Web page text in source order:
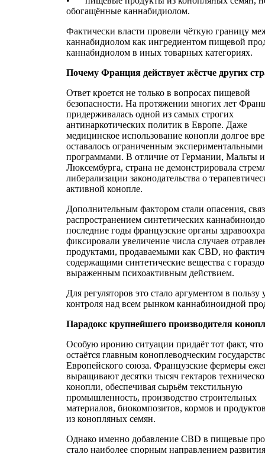
обогащённые каннабидиолом.
Фактически власти провели чёткую границу
каннабидиолом как ингредиентом пищевой
каннабидиолом в иных товарных категориях.
Почему Франция действует жёстче других
Ответ кроется не только в вопросах пищевой
безопасности. На протяжении многих лет
придерживалась одной из самых строгих
антинаркотических политик в Европе. Даже
медицинское использование конопли долгое
оставалось ограниченным экспериментальными
программами. В отличие от Германии, Мальты
Люксембурга, страна не демонстрировала
либерализации законодательства о
активной конопле.
Дополнительным фактором стали опасения,
распространением синтетических
последние годы французские органы
фиксировали увеличение числа случаев
продуктами, продаваемыми как CBD, но
содержащими синтетические вещества с
выраженным психоактивным действием.
Для регуляторов это стало аргументом в пользу
контроля над всем рынком каннабиноидной
Парадокс крупнейшего производителя
Особую иронию ситуации придаёт тот факт,
остаётся главным коноплеводческим
Европейского союза. Французские фермеры
выращивают десятки тысяч гектаров
конопли, обеспечивая сырьём текстильную
промышленность, производство строительных
материалов, биокомпозитов, кормов и
из конопляных семян.
Однако именно добавление CBD в пищевые
стало наиболее спорным направлением